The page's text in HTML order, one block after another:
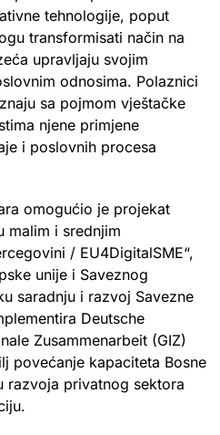
tehnologije, poput
transformisati način na
upravljaju svojim
odnosima. Polaznici
sa pojmom vještačke
njene primjene
i poslovnih procesa
omogućio je projekat
malim i srednjim
/ EU4DigitalSME“,
unije i Saveznog
saradnju i razvoj Savezne
Deutsche
Zusammenarbeit (GIZ)
povećanje kapaciteta Bosne
razvoja privatnog sektora